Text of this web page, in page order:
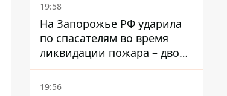
19:58
На Запорожье РФ ударила
по спасателям во время
ликвидации пожара – двое
раненых
19:56